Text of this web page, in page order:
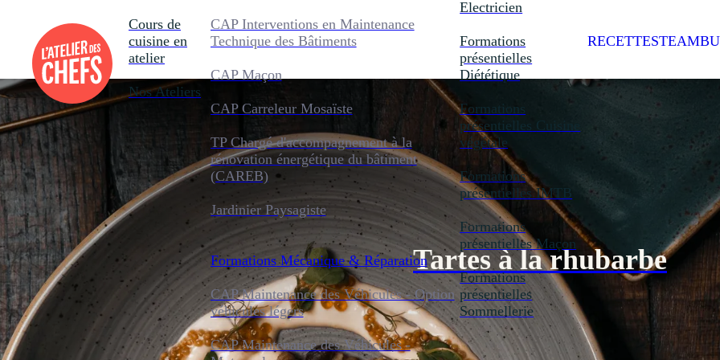
Cours de
cuisine en
atelier
Nos Ateliers
CAP Interventions en Maintenance
Technique des Bâtiments
CAP Maçon
CAP Carreleur Mosaïste
TP Chargé d'accompagnement à la
rénovation énergétique du bâtiment
(CAREB)
Jardinier Paysagiste
Formations Mécanique & Réparation
CAP Maintenance des Véhicules - Option
véhicules légers
CAP Maintenance des Véhicules -
Electricien
Formations
présentielles
Diététique
Formations
présentielles Cuisine
végétale
Formations
présentielles IMTB
Formations
présentielles Maçon
Formations
présentielles
Sommellerie
RECETTES
Tartes à la rhubarbe